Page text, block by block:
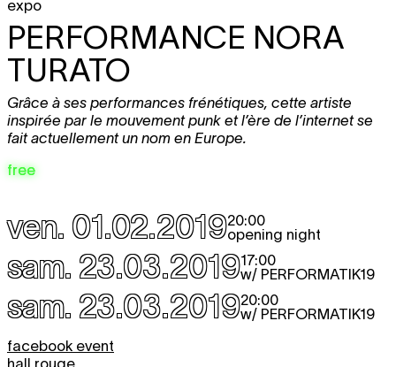
expo
PERFORMANCE NORA
TURATO
Grâce à ses performances frénétiques, cette artiste
inspirée par le mouvement punk et l’ère de l’internet se
fait actuellement un nom en Europe.
free
ven. 01.02.201920:00
opening night
sam. 23.03.201917:00
w/ PERFORMATIK19
sam. 23.03.201920:00
w/ PERFORMATIK19
facebook event
hall rouge